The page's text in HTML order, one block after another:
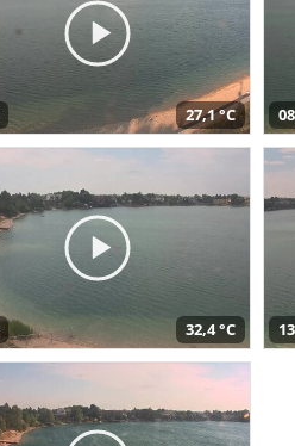
27,1 °C
32,4 °C